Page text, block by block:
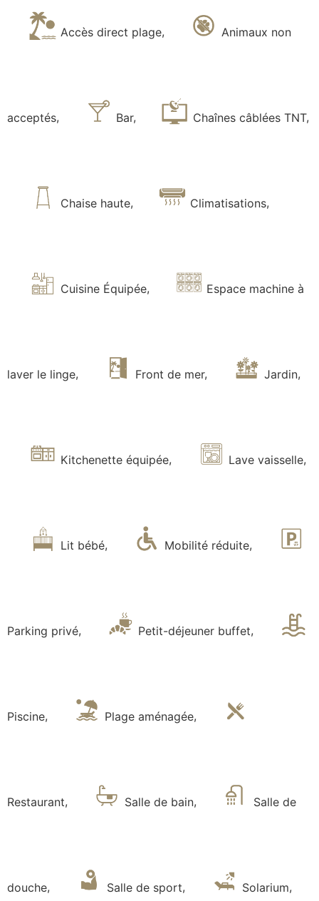
Accès direct plage, Animaux non
acceptés, Bar, Chaînes câblées TNT,
Chaise haute, Climatisations,
Cuisine Équipée, Espace machine à
laver le linge, Front de mer, Jardin,
Kitchenette équipée, Lave vaisselle,
Lit bébé, Mobilité réduite,
Parking privé, Petit-déjeuner buffet,
Piscine, Plage aménagée,
Restaurant, Salle de bain, Salle de
douche, Salle de sport, Solarium,